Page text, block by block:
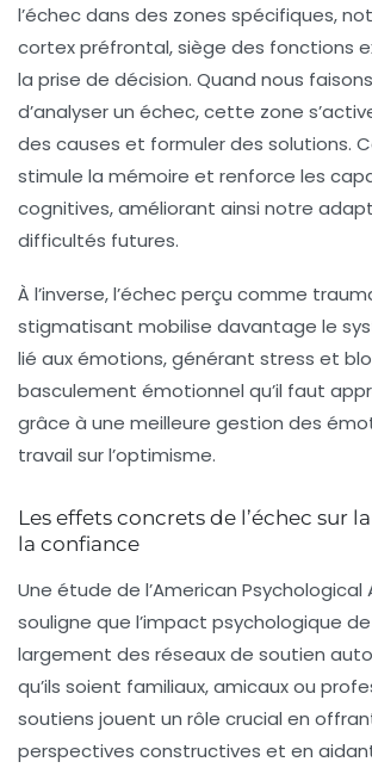
l’échec dans des zones spécifiques,
cortex préfrontal, siège des fonctions
la prise de décision. Quand nous
d’analyser un échec, cette zone
des causes et formuler des solutions.
stimule la mémoire et renforce les
cognitives, améliorant ainsi notre
difficultés futures.
À l’inverse, l’échec perçu comme
stigmatisant mobilise davantage le
lié aux émotions, générant stress et
basculement émotionnel qu’il faut
grâce à une meilleure gestion des
travail sur l’optimisme.
Les effets concrets de l’échec sur
la confiance
Une étude de l’American Psychological
souligne que l’impact psychologique
largement des réseaux de soutien
qu’ils soient familiaux, amicaux ou
soutiens jouent un rôle crucial en
perspectives constructives et en